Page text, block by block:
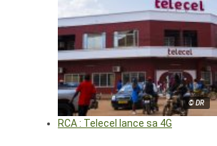
© DR
RCA : Telecel lance sa 4G